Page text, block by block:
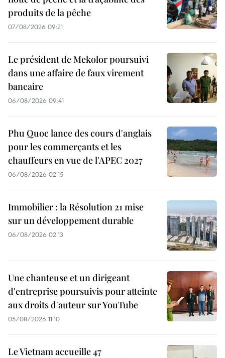
produits de la pêche
07/08/2026 09:21
Le président de Mekolor poursuivi
dans une affaire de faux virement
bancaire
06/08/2026 09:41
Phu Quoc lance des cours d'anglais
pour les commerçants et les
chauffeurs en vue de l'APEC 2027
06/08/2026 02:15
Immobilier : la Résolution 21 mise
sur un développement durable
06/08/2026 02:13
Une chanteuse et un dirigeant
d'entreprise poursuivis pour atteinte
aux droits d'auteur sur YouTube
05/08/2026 11:10
Le Vietnam accueille 47